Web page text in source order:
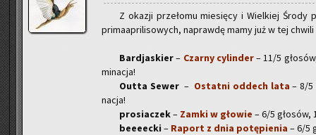
Z oka­zji prze­ło­mu mie­się­cy i Wiel­kiej
pri­ma­apri­li­so­wych, na­praw­dę mamy już w tej
Bar­dja­skier– Czar­ny cy­lin­der– 11/5
mi­na­cja!
Outta Sewer– Ostat­ni od­dech lata – 8/5
na­cja!
pro­sia­czek– Zamki w gło­wie – 6/5 gło­sów,
be­eeec­ki – Ra­port z dnia po­tę­pie­nia – 6/5